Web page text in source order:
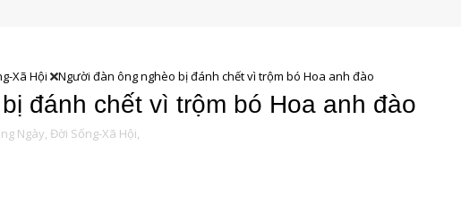
Xã Hội Người đàn ông nghèo bị đánh chết vì trộm bó Hoa anh đào
đánh chết vì trộm bó Hoa anh đào
Ngày, Đời Sống-Xã Hội,